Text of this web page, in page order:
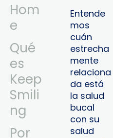
Hom
e
Qué
es
Keep
Smili
ng
Por
Entende
mos
cuán
estrecha
mente
relaciona
da está
la salud
bucal
con su
salud